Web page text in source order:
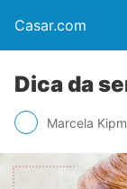
Casar.com
Dica da
Marcela